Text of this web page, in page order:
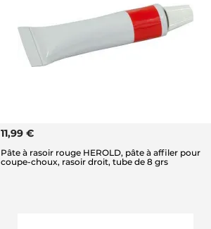
11,99 €
Pâte à rasoir rouge HEROLD, pâte à affiler pour
coupe-choux, rasoir droit, tube de 8 grs